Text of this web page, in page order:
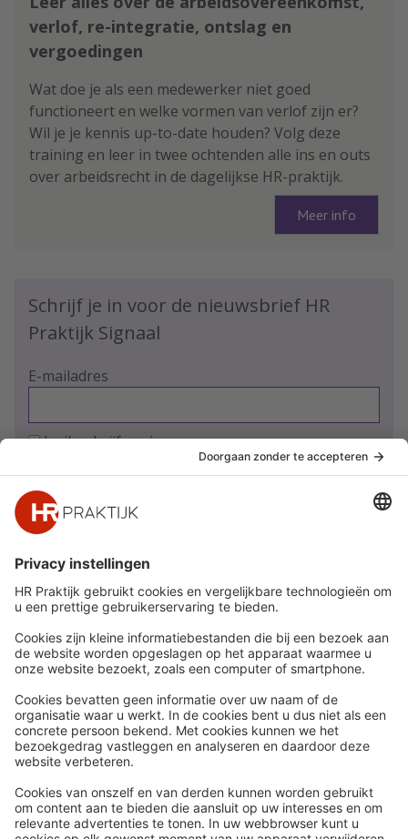
verlof, re-integratie, ontslag en
vergoedingen
Wat doe je als een medewerker niet goed
functioneert en welke vormen van verlof zijn er?
Wil je je kennis up-to-date houden? Volg deze
training en leer in twee ochtenden alle ins en outs
over arbeidsrecht in de dagelijkse HR-praktijk.
Meer info
Schrijf je in voor de nieuwsbrief HR
Praktijk Signaal
E-mailadres
Ja, ik schrijf me in
Snel naar
Nieuws
Whitepapers
Webinars
Word lid
Contact
Meer
HR Academy
HR Podcast
CHRO
HR Day
Volg Ons